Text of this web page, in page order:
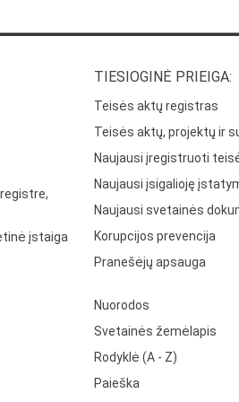
įstaiga
TIESIOGINĖ PRIEIGA:
Teisės aktų registras
Teisės aktų, projektų ir
Naujausi įregistruoti
Naujausi įsigalioję
Naujausi svetainės
Korupcijos prevencija
Pranešėjų apsauga
Nuorodos
Svetainės žemėlapis
Rodyklė (A - Z)
Paieška